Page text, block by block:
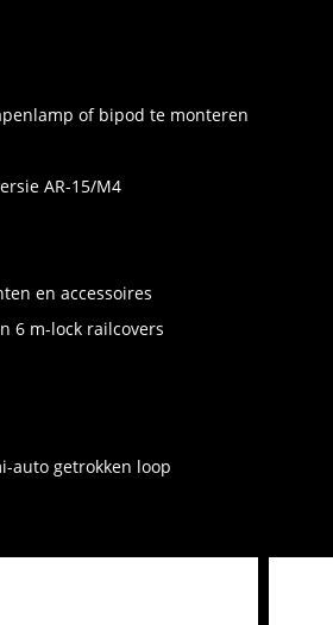
of bipod te monteren
AR-15/M4
en accessoires
6 m-lock railcovers
auto getrokken loop